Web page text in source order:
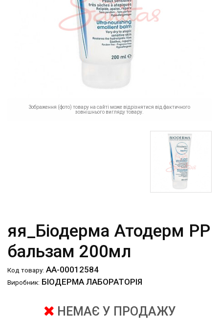
Зображення (фото) товару на сайті може відрізнятися від фактичного
зовнішнього вигляду товару.
яя_Біодерма Атодерм РР
бальзам 200мл
Код товару: АА-00012584
Виробник: БІОДЕРМА ЛАБОРАТОРІЯ
НЕМАЄ У ПРОДАЖУ